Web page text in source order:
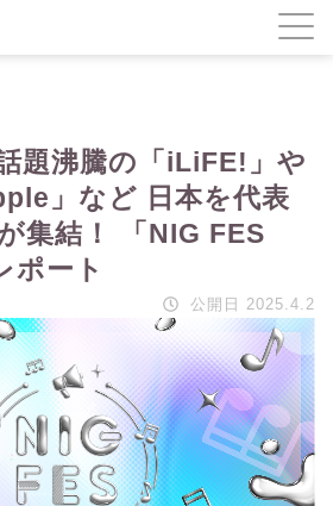
題沸騰の「iLiFE!」や
」など 日本を代表
集結！ 「NIG FES
ポート
公開日 2025.4.2